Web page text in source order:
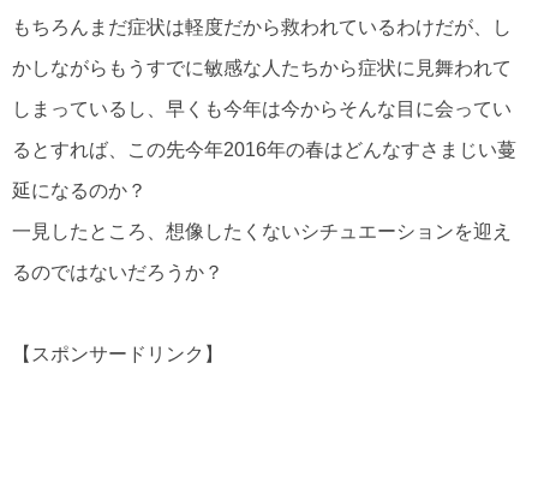
もちろんまだ症状は軽度だから救われているわけだが、し
かしながらもうすでに敏感な人たちから症状に見舞われて
しまっているし、早くも今年は今からそんな目に会ってい
るとすれば、この先今年2016年の春はどんなすさまじい蔓
延になるのか？
一見したところ、想像したくないシチュエーションを迎え
るのではないだろうか？
【スポンサードリンク】